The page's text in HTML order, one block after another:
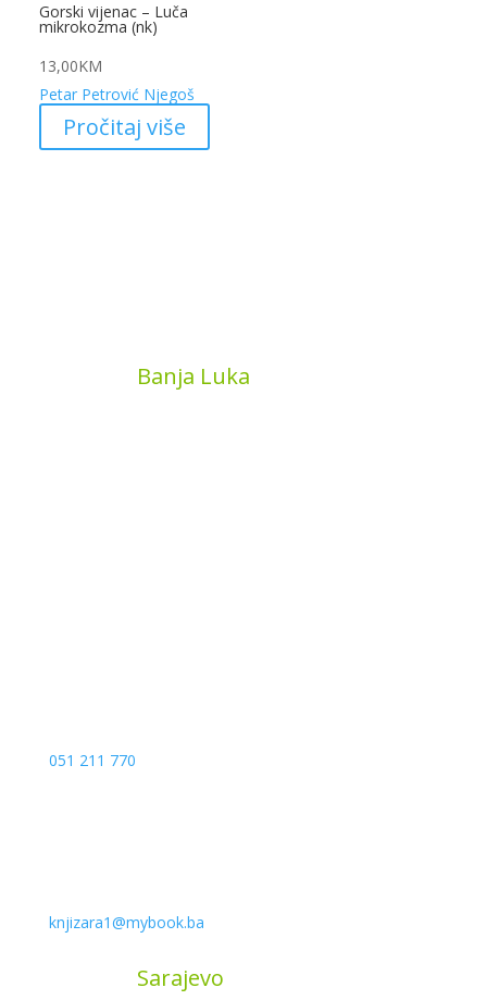
Gorski vijenac – Luča
mikrokozma (nk)
13,00KM
Petar Petrović Njegoš
Pročitaj više
Banja Luka
051 211 770
knjizara1@mybook.ba
Sarajevo